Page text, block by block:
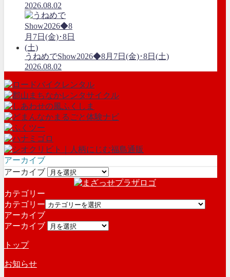
2026.08.02
うねめでShow2026◆8月7日(金)･8日(土)
2026.08.02
アーカイブ
アーカイブ
カテゴリー
カテゴリー
アーカイブ
アーカイブ
トップ
お知らせ